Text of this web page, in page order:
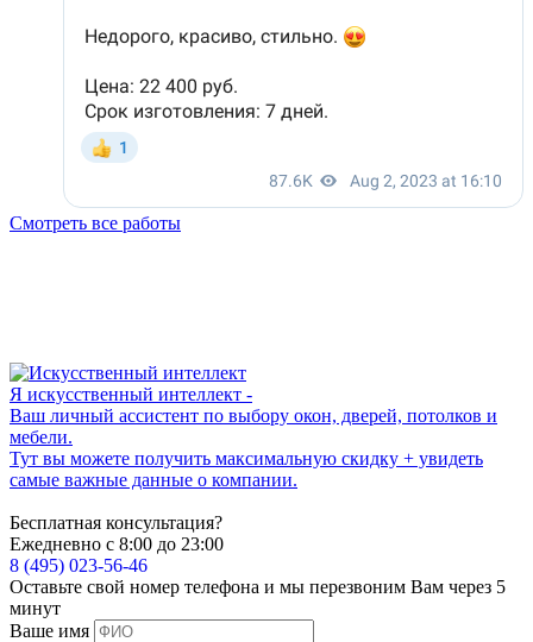
Смотреть все работы
Я искусственный интеллект -
Ваш личный ассистент по выбору окон, дверей, потолков и
мебели.
Тут вы можете получить максимальную скидку + увидеть
самые важные данные о компании.
Бесплатная консультация?
Ежедневно с 8:00 до 23:00
8 (495) 023-56-46
Оставьте свой номер телефона и мы перезвоним Вам через 5
минут
Ваше имя